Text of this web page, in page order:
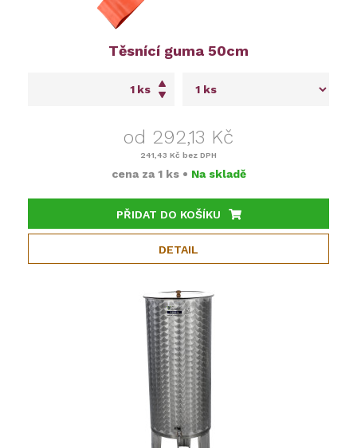
Těsnící guma 50cm
ks
od 292,13 Kč
241,43 Kč bez DPH
cena za 1 ks • Na skladě
PŘIDAT DO KOŠÍKU
DETAIL